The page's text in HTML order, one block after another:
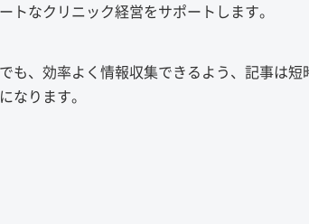
トなクリニック経営をサポートします。
も、効率よく情報収集できるよう、記事は
なります。